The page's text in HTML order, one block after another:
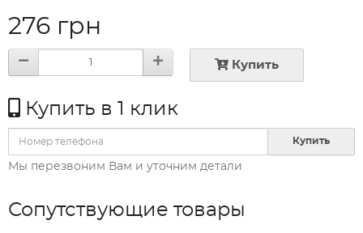
276 грн
Купить
Купить в 1 клик
Купить
Мы перезвоним Вам и уточним детали
Сопутствующие товары